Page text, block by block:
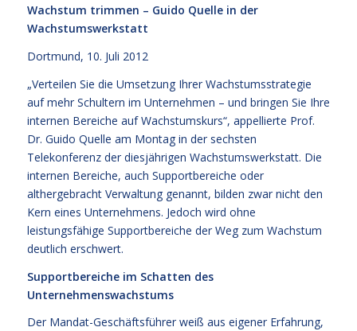
Wachstum trimmen – Guido Quelle in der
Wachstumswerkstatt
Dortmund, 10. Juli 2012
„Verteilen Sie die Umsetzung Ihrer Wachstumsstrategie
auf mehr Schultern im Unternehmen – und bringen Sie Ihre
internen Bereiche auf Wachstumskurs“, appellierte Prof.
Dr. Guido Quelle am Montag in der sechsten
Telekonferenz der diesjährigen Wachstumswerkstatt. Die
internen Bereiche, auch Supportbereiche oder
althergebracht Verwaltung genannt, bilden zwar nicht den
Kern eines Unternehmens. Jedoch wird ohne
leistungsfähige Supportbereiche der Weg zum Wachstum
deutlich erschwert.
Supportbereiche im Schatten des
Unternehmenswachstums
Der Mandat-Geschäftsführer weiß aus eigener Erfahrung,